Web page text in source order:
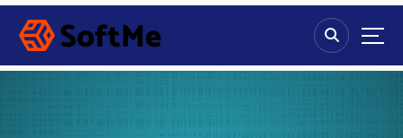
S
p